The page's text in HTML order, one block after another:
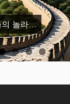
의 놀라…